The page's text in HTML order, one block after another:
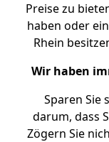
Preise zu
haben oder
Rhein
Wir haben
Sparen Sie
darum, dass
Zögern Sie